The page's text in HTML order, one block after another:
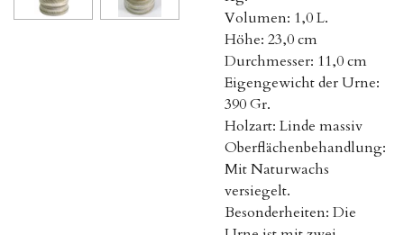
Volumen: 1,0 L.
Höhe: 23,0 cm
Durchmesser: 11,0 cm
Eigengewicht der Urne:
390 Gr.
Holzart: Linde massiv
Oberflächenbehandlung:
Mit Naturwachs
versiegelt.
Besonderheiten: Die